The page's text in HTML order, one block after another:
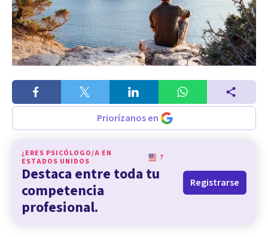
Priorízanos en
¿ERES PSICÓLOGO/A EN
ESTADOS UNIDOS
?
Destaca entre toda tu
competencia
profesional.
Registrarse